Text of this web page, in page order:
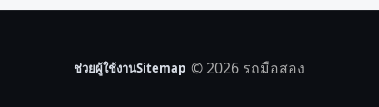
ช่วยผู้ใช้งานSitemap © 2026 รถมือสอง